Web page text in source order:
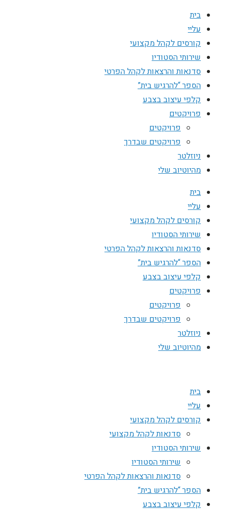
בית
עליי
קורסים לקהל מקצועי
שירותי הסטודיו
סדנאות והרצאות לקהל הפרטי
הספר “להרגיש בית”
קלפי עיצוב בצבע
פרויקטים
פרויקטים
פרויקטים שבדרך
ניוזלטר
מהיוטיוב שלי
בית
עליי
קורסים לקהל מקצועי
שירותי הסטודיו
סדנאות והרצאות לקהל הפרטי
הספר “להרגיש בית”
קלפי עיצוב בצבע
פרויקטים
פרויקטים
פרויקטים שבדרך
ניוזלטר
מהיוטיוב שלי
בית
עליי
קורסים לקהל מקצועי
סדנאות לקהל מקצועי
שירותי הסטודיו
שירותי הסטודיו
סדנאות והרצאות לקהל הפרטי
הספר “להרגיש בית”
קלפי עיצוב בצבע